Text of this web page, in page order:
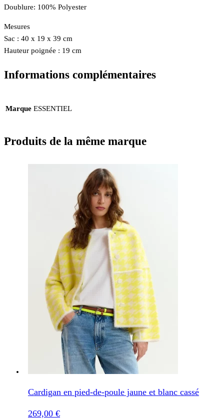
Doublure: 100% Polyester
Mesures
Sac : 40 x 19 x 39 cm
Hauteur poignée : 19 cm
Informations complémentaires
Marque ESSENTIEL
Produits de la même marque
Cardigan en pied-de-poule jaune et blanc cassé
269,00 €